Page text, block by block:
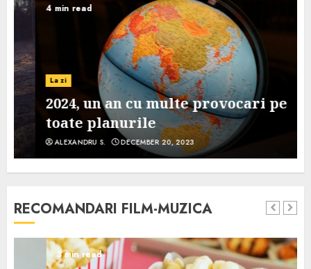
4 min read
La zi
2024, un an cu multe provocari pe
toate planurile
ALEXANDRU S. DECEMBER 20, 2023
RECOMANDARI FILM-MUZICA
3 min read